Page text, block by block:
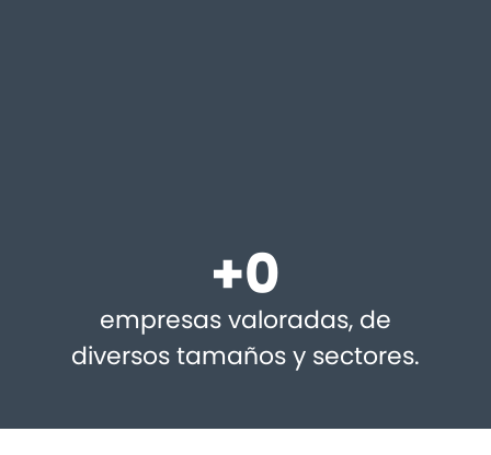
+0
empresas valoradas, de
diversos tamaños y sectores.